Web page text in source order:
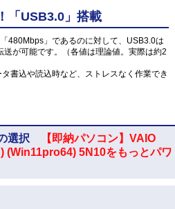
「USB3.0」搭載
480Mbps」であるのに対して、USB3.0は
が可能です。（各値は理論値。実際は約2
書込や読込時など、ストレスなく作業でき
選択
【即納パソコン】VAIO
(Win11pro64) 5N10をもっとパワ